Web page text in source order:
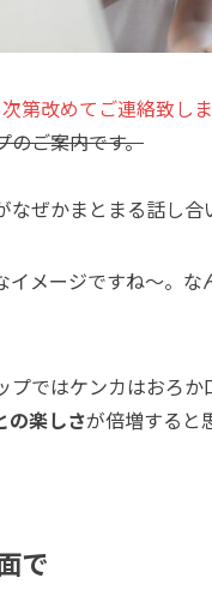
第改めてご連絡致しま
のご案内です。
ぜかまとまる話し合
イメージですね～。
ではケンカはおろか
の楽しさが倍増すると
で